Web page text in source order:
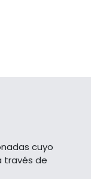
cuyo
través de